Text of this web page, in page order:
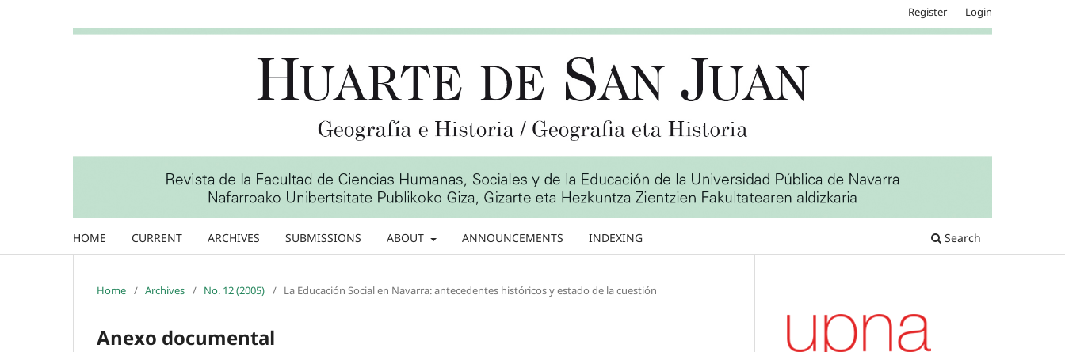
HOME CURRENT ARCHIVES SUBMISSIONS ABOUT ANNOUNCEMENTS INDEXING Search
Register Login
Home / Archives / No. 12 (2005) / La Educación Social en Navarra: antecedentes históricos y estado de la cuestión
Anexo documental